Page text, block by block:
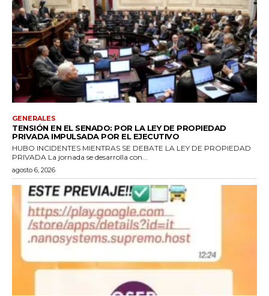
GENERALES
TENSIÓN EN EL SENADO: POR LA LEY DE PROPIEDAD
PRIVADA IMPULSADA POR EL EJECUTIVO
HUBO INCIDENTES MIENTRAS SE DEBATE LA LEY DE PROPIEDAD
PRIVADA La jornada se desarrolla con...
agosto 6, 2026